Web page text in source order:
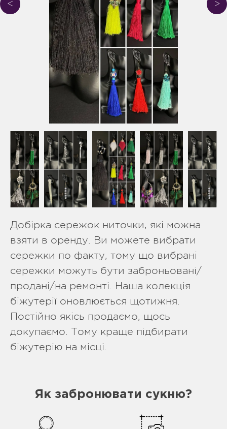
Добірка сережок ниточки, які можна
взяти в оренду. Ви можете вибрати
сережки по факту, тому що вибрані
сережки можуть бути заброньовані/
продані/на ремонті. Наша колекція
біжутерії оновлюється щотижня.
Постійно якісь продаємо, щось
докупаємо. Тому краще підбирати
біжутерію на місці.
Як забронювати сукню?